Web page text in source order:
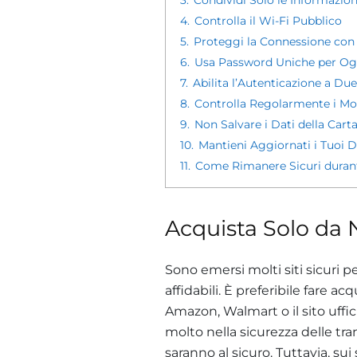
4. Controlla il Wi-Fi Pubblico
5. Proteggi la Connessione con
6. Usa Password Uniche per
7. Abilita l’Autenticazione a
8. Controlla Regolarmente i
9. Non Salvare i Dati della
10. Mantieni Aggiornati i Tuoi
11. Come Rimanere Sicuri
Acquista Solo da
Sono emersi molti siti sicuri
affidabili. È preferibile fare
Amazon, Walmart o il sito
molto nella sicurezza delle
saranno al sicuro. Tuttavia,